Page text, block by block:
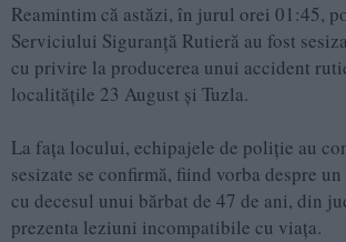
Reamintim că astăzi, în jurul orei 01:45,
Serviciului Siguranță Rutieră au fost
cu privire la producerea unui accident
localitățile 23 August și Tuzla.
La fața locului, echipajele de poliție au
sesizate se confirmă, fiind vorba despre
cu decesul unui bărbat de 47 de ani, din
prezenta leziuni incompatibile cu viața.